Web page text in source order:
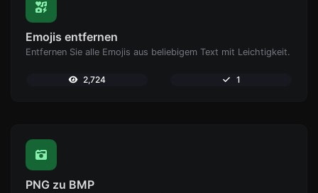
Emojis entfernen
Entfernen Sie alle Emojis aus beliebigem Text mit Leichtigkeit.
2,724 1
PNG zu BMP